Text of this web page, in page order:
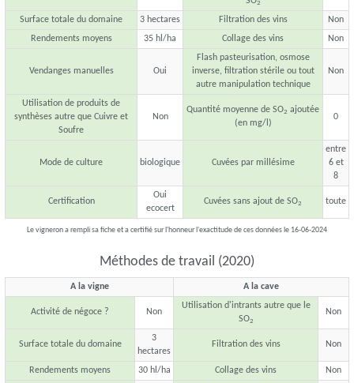
2
Surface totale du domaine 3 hectares Filtration des vins
Non
Rendements moyens
35 hl/ha Collage des vins Non
Vendanges manuelles Oui
Flash pasteurisation, osmose
inverse, filtration stérile ou tout
autre manipulation technique
Non
Utilisation de produits de
synthèses autre que Cuivre et
Soufre
Non
Quantité moyenne de SO2 ajoutée
(en mg/l)
0
Mode de culture biologique Cuvées par millésime
entre
6 et
8
Certification
Oui
ecocert
Cuvées sans ajout de SO2 toute
Le vigneron a rempli sa fiche et a certifié sur l'honneur l'exactitude de ces données le 16-06-2024
Méthodes de travail (2020)
A la vigne A la cave
Activité de négoce ? Non
Utilisation d'intrants autre que le
SO2
Non
Surface totale du domaine
3
hectares
Filtration des vins Non
Rendements moyens 30 hl/ha Collage des vins Non